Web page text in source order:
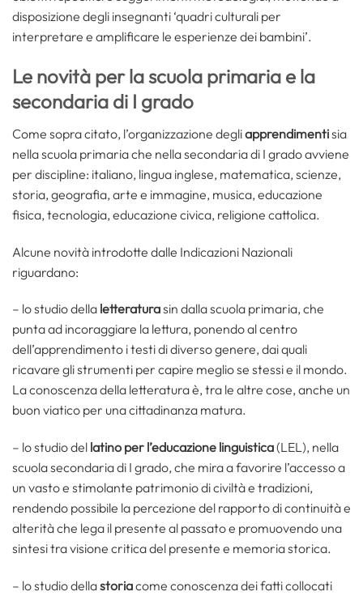
disposizione degli insegnanti ‘quadri culturali per
interpretare e amplificare le esperienze dei bambini’.
Le novità per la scuola primaria e la
secondaria di I grado
Come sopra citato, l’organizzazione degliapprendimentisia
nella scuola primaria che nella secondaria di I grado avviene
per discipline: italiano, lingua inglese, matematica, scienze,
storia, geografia, arte e immagine, musica, educazione
fisica, tecnologia, educazione civica, religione cattolica.
Alcune novità introdotte dalle Indicazioni Nazionali
riguardano:
– lo studio della letteraturasin dalla scuola primaria, che
punta ad incoraggiare la lettura, ponendo al centro
dell’apprendimento i testi di diverso genere, dai quali
ricavare gli strumenti per capire meglio se stessi e il mondo.
La conoscenza della letteratura è, tra le altre cose, anche un
buon viatico per una cittadinanza matura.
– lo studio del latino per l’educazione linguistica(LEL), nella
scuola secondaria di I grado, che mira a favorire l’accesso a
un vasto e stimolante patrimonio di civiltà e tradizioni,
rendendo possibile la percezione del rapporto di continuità e
alterità che lega il presente al passato e promuovendo una
sintesi tra visione critica del presente e memoria storica.
– lo studio dellastoriacome conoscenza dei fatti collocati